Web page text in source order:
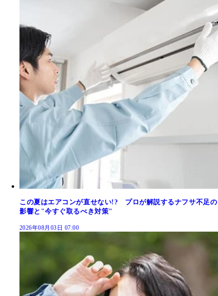
この夏はエアコンが直せない!? プロが解説するナフサ不足の
影響と"今すぐ取るべき対策"
2026年08月03日 07:00